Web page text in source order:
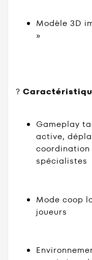
Modèle 3D
»
?
Gameplay
active,
coordination
spécialistes
Mode coop
joueurs